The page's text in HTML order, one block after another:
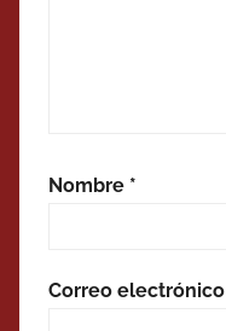
Nombre *
Correo electrónico